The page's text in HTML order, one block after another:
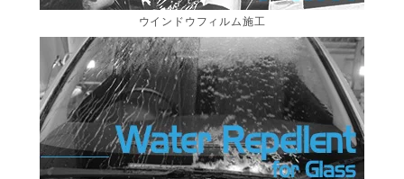
ウインドウフィルム施工